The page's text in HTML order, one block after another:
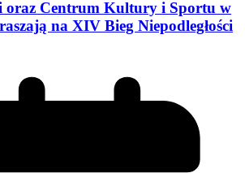
oraz Centrum Kultury i Sportu w
na XIV Bieg Niepodległości